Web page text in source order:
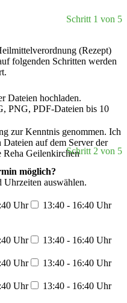
Schritt 1 von 5
(Rezept)
folgenden Schritten werden
Dateien hochladen.
PNG, PDF-Dateien bis 10
zur Kenntnis genommen. Ich
Dateien auf dem Server der
Reha GeilenkirchenSchritt 2 von 5
möglich?
Uhrzeiten auswählen.
Uhr
13:40 - 16:40 Uhr
Uhr
13:40 - 16:40 Uhr
Uhr
13:40 - 16:40 Uhr
Uhr
13:40 - 16:40 Uhr